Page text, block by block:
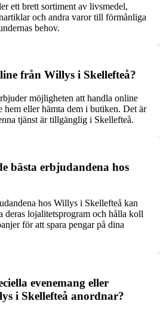
ett brett sortiment av livsmedel,
och andra varor till förmånliga
behov.
från Willys i Skellefteå?
möjligheten att handla online
hem eller hämta dem i butiken. Det är
tjänst är tillgänglig i Skellefteå.
bästa erbjudandena hos
hos Willys i Skellefteå kan
deras lojalitetsprogram och hålla koll
för att spara pengar på dina
evenemang eller
i Skellefteå anordnar?